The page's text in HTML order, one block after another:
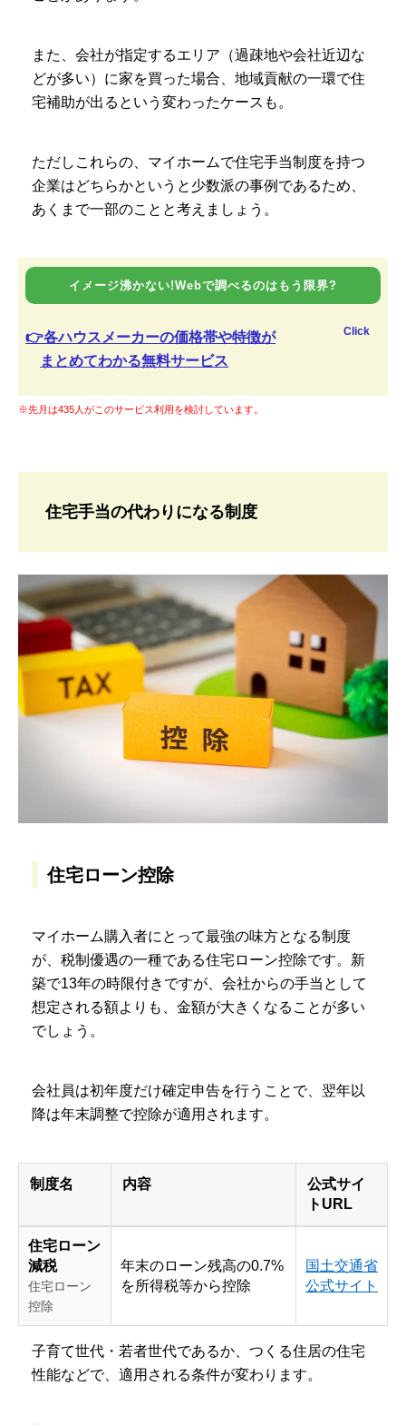
また、会社が指定するエリア（過疎地や会社近辺な
どが多い）に家を買った場合、地域貢献の一環で住
宅補助が出るという変わったケースも。
ただしこれらの、マイホームで住宅手当制度を持つ
企業はどちらかというと少数派の事例であるため、
あくまで一部のことと考えましょう。
イメージ沸かない!Webで調べるのはもう限界?
👉各ハウスメーカーの価格帯や特徴が
まとめてわかる無料サービス
Click
※先月は435人がこのサービス利用を検討しています。
住宅手当の代わりになる制度
住宅ローン控除
マイホーム購入者にとって最強の味方となる制度
が、税制優遇の一種である住宅ローン控除です。新
築で13年の時限付きですが、会社からの手当として
想定される額よりも、金額が大きくなることが多い
でしょう。
会社員は初年度だけ確定申告を行うことで、翌年以
降は年末調整で控除が適用されます。
制度名 内容
公式サイ
トURL
住宅ローン
減税
住宅ローン
控除
年末のローン残高の0.7%
を所得税等から控除
国土交通省
公式サイト
子育て世代・若者世代であるか、つくる住居の住宅
性能などで、適用される条件が変わります。